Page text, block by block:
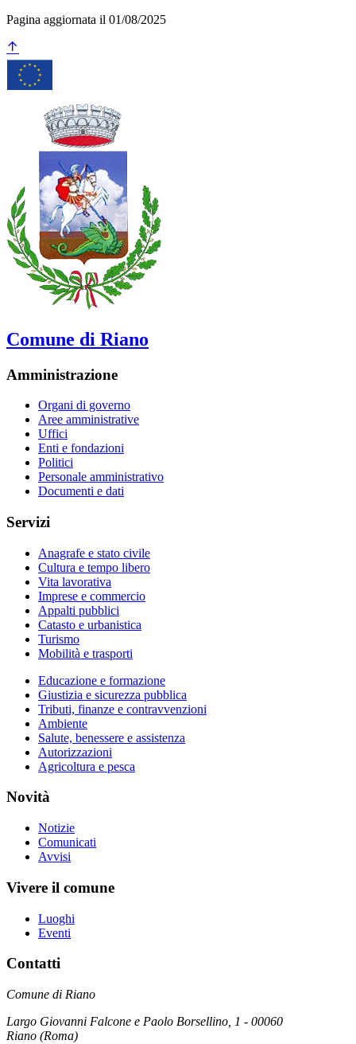
Pagina aggiornata il 01/08/2025
Comune di Riano
Amministrazione
Organi di governo
Aree amministrative
Uffici
Enti e fondazioni
Politici
Personale amministrativo
Documenti e dati
Servizi
Anagrafe e stato civile
Cultura e tempo libero
Vita lavorativa
Imprese e commercio
Appalti pubblici
Catasto e urbanistica
Turismo
Mobilità e trasporti
Educazione e formazione
Giustizia e sicurezza pubblica
Tributi, finanze e contravvenzioni
Ambiente
Salute, benessere e assistenza
Autorizzazioni
Agricoltura e pesca
Novità
Notizie
Comunicati
Avvisi
Vivere il comune
Luoghi
Eventi
Contatti
Comune di Riano
Largo Giovanni Falcone e Paolo Borsellino, 1 - 00060
Riano (Roma)